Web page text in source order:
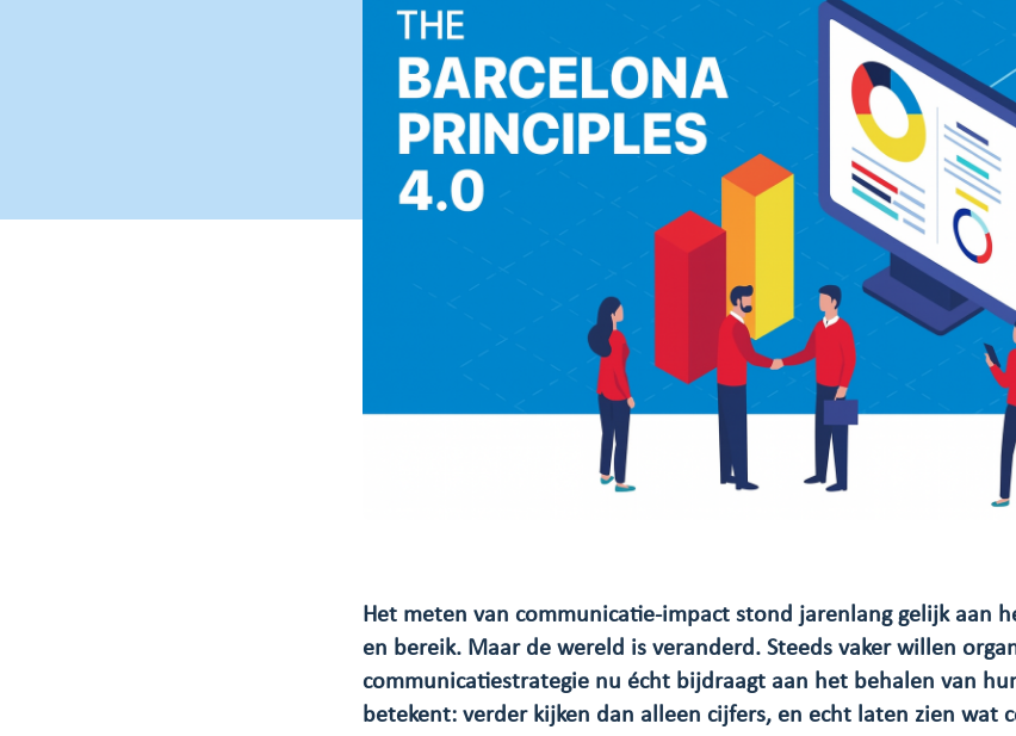
Het meten van communicatie-impact stond jarenlang gelijk aan
en bereik. Maar de wereld is veranderd. Steeds vaker willen
communicatiestrategie nu écht bijdraagt aan het behalen van
betekent: verder kijken dan alleen cijfers, en echt laten zien wat